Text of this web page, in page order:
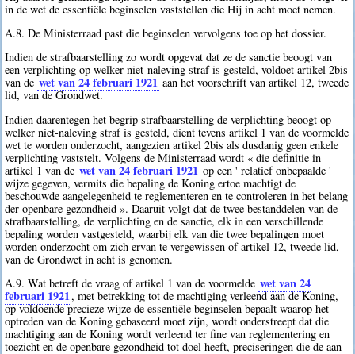
in de wet de essentiële beginselen vaststellen die Hij in acht moet nemen.
A.8. De Ministerraad past die beginselen vervolgens toe op het dossier.
Indien de strafbaarstelling zo wordt opgevat dat ze de sanctie beoogt van
een verplichting op welker niet-naleving straf is gesteld, voldoet artikel 2bis
van de wet van 24 februari 1921 aan het voorschrift van artikel 12, tweede
lid, van de Grondwet.
Indien daarentegen het begrip strafbaarstelling de verplichting beoogt op
welker niet-naleving straf is gesteld, dient tevens artikel 1 van de voormelde
wet te worden onderzocht, aangezien artikel 2bis als dusdanig geen enkele
verplichting vaststelt. Volgens de Ministerraad wordt « die definitie in
artikel 1 van de wet van 24 februari 1921 op een ' relatief onbepaalde '
wijze gegeven, vermits die bepaling de Koning ertoe machtigt de
beschouwde aangelegenheid te reglementeren en te controleren in het belang
der openbare gezondheid ». Daaruit volgt dat de twee bestanddelen van de
strafbaarstelling, de verplichting en de sanctie, elk in een verschillende
bepaling worden vastgesteld, waarbij elk van die twee bepalingen moet
worden onderzocht om zich ervan te vergewissen of artikel 12, tweede lid,
van de Grondwet in acht is genomen.
A.9. Wat betreft de vraag of artikel 1 van de voormelde wet van 24
februari 1921, met betrekking tot de machtiging verleend aan de Koning,
op voldoende precieze wijze de essentiële beginselen bepaalt waarop het
optreden van de Koning gebaseerd moet zijn, wordt onderstreept dat die
machtiging aan de Koning wordt verleend ter fine van reglementering en
toezicht en de openbare gezondheid tot doel heeft, preciseringen die de aan